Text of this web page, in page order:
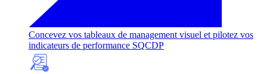
Concevez vos tableaux de management visuel et pilotez vos
indicateurs de performance SQCDP